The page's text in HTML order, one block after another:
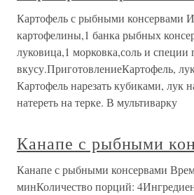
Картофель с рыбными консервами
картофелины,1 банка рыбных
луковица,1 морковка,соль и специи
вкусу.ПриготовлениеКартофель,
Картофель нарезать кубиками, лук
натереть на терке. В мультиварку
Канапе с рыбными
Канапе с рыбными консервами
минКоличество порций: